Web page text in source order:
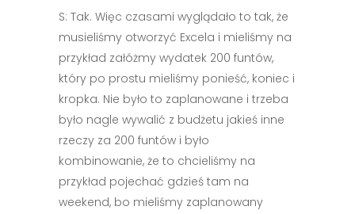
S: Tak. Więc czasami wyglądało to tak, że
musieliśmy otworzyć Excela i mieliśmy na
przykład załóżmy wydatek 200 funtów,
który po prostu mieliśmy ponieść, koniec i
kropka. Nie było to zaplanowane i trzeba
było nagle wywalić z budżetu jakieś inne
rzeczy za 200 funtów i było
kombinowanie, że to chcieliśmy na
przykład pojechać gdzieś tam na
weekend, bo mieliśmy zaplanowany